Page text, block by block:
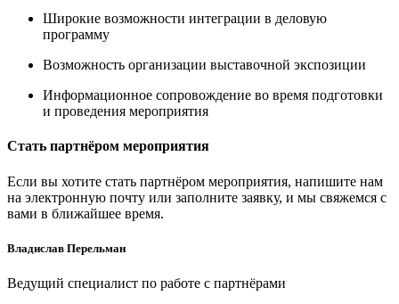
Широкие возможности интеграции в деловую
программу
Возможность организации выставочной экспозиции
Информационное сопровождение во время подготовки
и проведения мероприятия
Стать партнёром мероприятия
Если вы хотите стать партнёром мероприятия, напишите нам
на электронную почту или заполните заявку, и мы свяжемся с
вами в ближайшее время.
Владислав Перельман
Ведущий специалист по работе с партнёрами